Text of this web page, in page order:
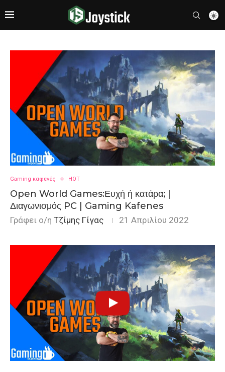
Gaming καφενές HOT
Open World Games:Ευχή ή κατάρα; |
Διαγωνισμός PC | Gaming Kafenes
Γράφει ο/η Τζίμης Γίγας 21 Απριλίου 2022